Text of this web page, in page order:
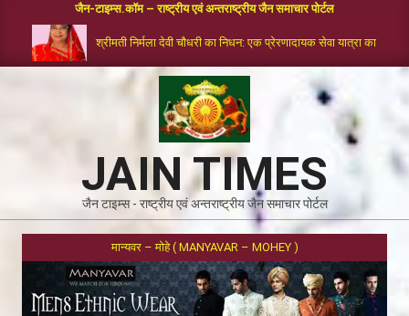
जैन-टाइम्स.कॉम – राष्ट्रीय एवं अन्तराष्ट्रीय जैन समाचार पोर्टल
श्रीमती निर्मला देवी चौधरी का निधन: एक प्रेरणादायक सेवा यात्रा का समापन
JAIN TIMES
जैन टाइम्स - राष्ट्रीय एवं अन्तराष्ट्रीय जैन समाचार पोर्टल
मान्यवर – मोहे ( MANYAVAR – MOHEY )